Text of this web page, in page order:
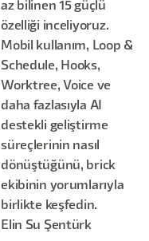
az bilinen 15 güçlü
özelliği inceliyoruz.
Mobil kullanım, Loop &
Schedule, Hooks,
Worktree, Voice ve
daha fazlasıyla AI
destekli geliştirme
süreçlerinin nasıl
dönüştüğünü, brick
ekibinin yorumlarıyla
birlikte keşfedin.
Elin Su Şentürk